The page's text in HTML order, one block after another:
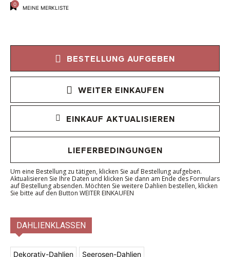
0
MEINE MERKLISTE
BESTELLUNG AUFGEBEN
WEITER EINKAUFEN
EINKAUF AKTUALISIEREN
LIEFERBEDINGUNGEN
Um eine Bestellung zu tätigen, klicken Sie auf Bestellung aufgeben.
Aktualisieren Sie Ihre Daten und klicken Sie dann am Ende des Formulars
auf Bestellung absenden. Möchten Sie weitere Dahlien bestellen, klicken
Sie bitte auf den Button WEITER EINKAUFEN
DAHLIENKLASSEN
Dekorativ-Dahlien Seerosen-Dahlien